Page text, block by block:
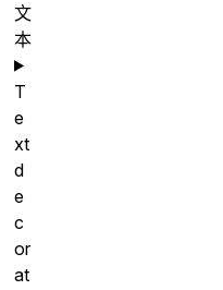
文
本
T
e
xt
d
e
c
or
at